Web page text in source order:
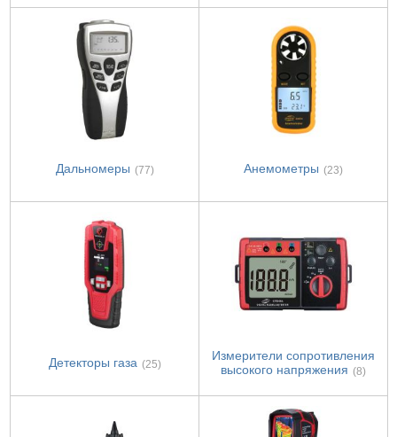
Дальномеры (77) Анемометры (23)
Детекторы газа (25)
Измерители сопротивления
высокого напряжения (8)